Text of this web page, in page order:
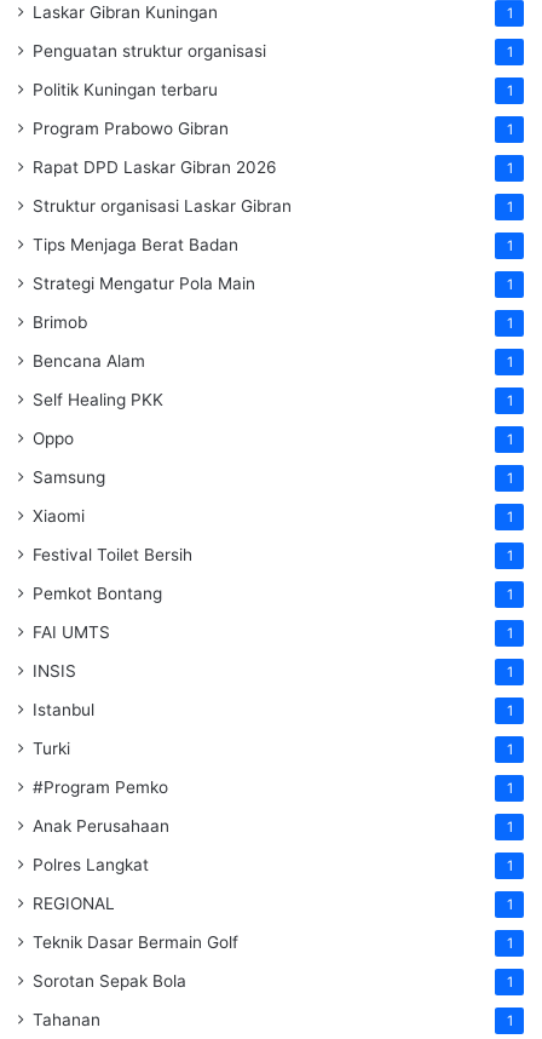
Laskar Gibran Kuningan 1
Penguatan struktur organisasi 1
Politik Kuningan terbaru 1
Program Prabowo Gibran 1
Rapat DPD Laskar Gibran 2026 1
Struktur organisasi Laskar Gibran 1
Tips Menjaga Berat Badan 1
Strategi Mengatur Pola Main 1
Brimob 1
Bencana Alam 1
Self Healing PKK 1
Oppo 1
Samsung 1
Xiaomi 1
Festival Toilet Bersih 1
Pemkot Bontang 1
FAI UMTS 1
INSIS 1
Istanbul 1
Turki 1
#Program Pemko 1
Anak Perusahaan 1
Polres Langkat 1
REGIONAL 1
Teknik Dasar Bermain Golf 1
Sorotan Sepak Bola 1
Tahanan 1